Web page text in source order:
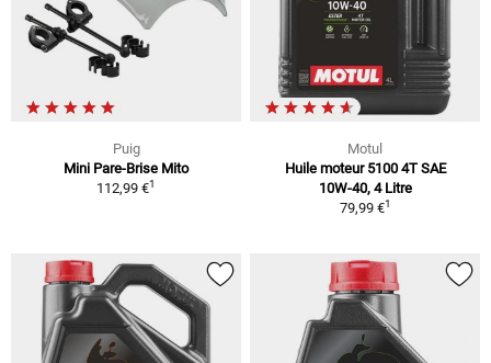
Puig
Mini Pare-Brise Mito
112,99 €1
Motul
Huile moteur 5100 4T SAE
10W-40, 4 Litre
79,99 €1